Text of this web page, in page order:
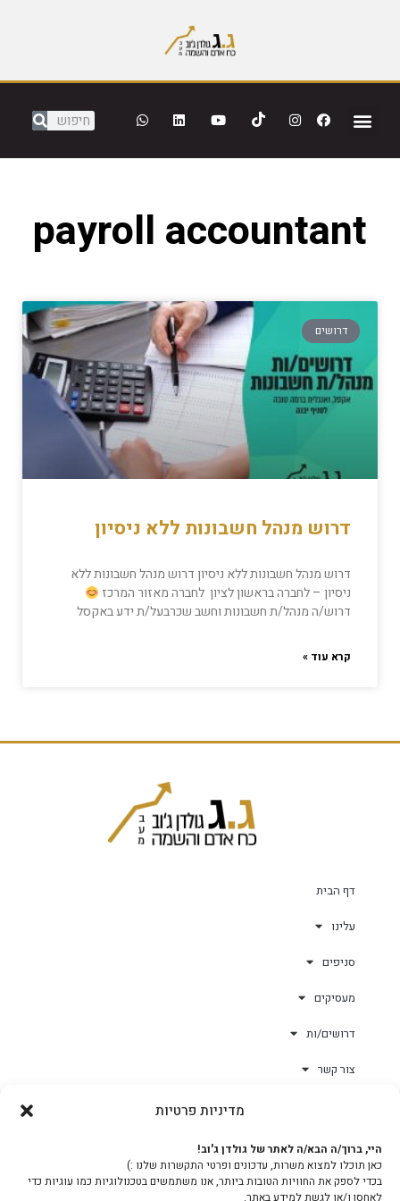
מדיניות פרטיות
היי, ברוך/ה הבא/ה לאתר של גולדן ג'וב!
כאן תוכלו למצוא משרות, עדכונים ופרטי התקשרות שלנו :)
בכדי לספק את החוויות הטובות ביותר, אנו משתמשים בטכנולוגיות כמו עוגיות כדי
לאחסן ו/או לגשת למידע באתר.
payroll accountant
דרושים
דרוש מנהל חשבונות ללא ניסיון
דרוש מנהל חשבונות ללא ניסיון דרוש מנהל חשבונות ללא
ניסיון – לחברה בראשון לציון לחברה מאזור המרכז
דרוש/ה מנהל/ת חשבונות וחשב שכרבעל/ת ידע באקסל
קרא עוד »
דף הבית
עלינו
סניפים
מעסיקים
דרושים/ות
צור קשר
צוות